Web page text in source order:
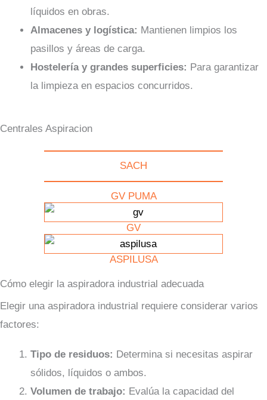
líquidos en obras.
Almacenes y logística: Mantienen limpios los
pasillos y áreas de carga.
Hostelería y grandes superficies: Para garantizar
la limpieza en espacios concurridos.
Centrales Aspiracion
SACH
GV PUMA
GV
ASPILUSA
Cómo elegir la aspiradora industrial adecuada
Elegir una aspiradora industrial requiere considerar varios
factores:
Tipo de residuos: Determina si necesitas aspirar
sólidos, líquidos o ambos.
Volumen de trabajo: Evalúa la capacidad del